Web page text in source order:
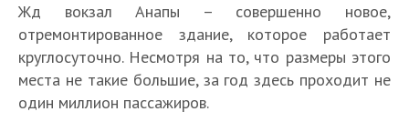
Жд вокзал Анапы – совершенно новое,
отремонтированное здание, которое работает
круглосуточно. Несмотря на то, что размеры этого
места не такие большие, за год здесь проходит не
один миллион пассажиров.